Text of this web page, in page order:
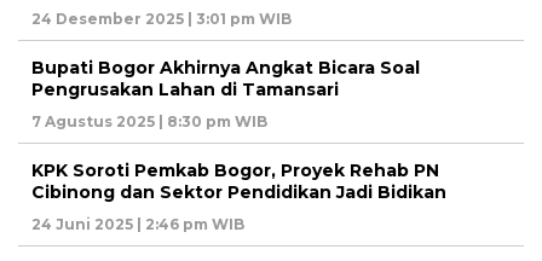
24 Desember 2025 | 3:01 pm WIB
Bupati Bogor Akhirnya Angkat Bicara Soal
Pengrusakan Lahan di Tamansari
7 Agustus 2025 | 8:30 pm WIB
KPK Soroti Pemkab Bogor, Proyek Rehab PN
Cibinong dan Sektor Pendidikan Jadi Bidikan
24 Juni 2025 | 2:46 pm WIB